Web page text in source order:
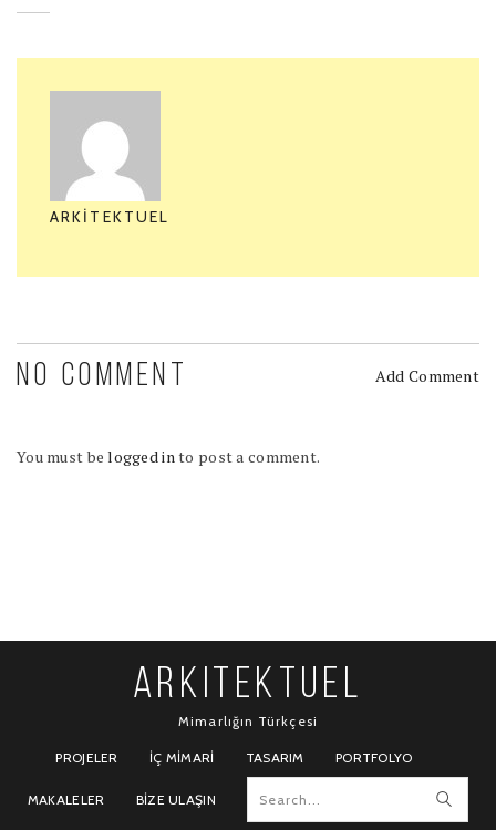
ARKITEKTUEL
NO COMMENT Add Comment
You must belogged into post a comment.
ARKITEKTUEL
Mimarlığın Türkçesi
PROJELER İÇ MIMARI TASARIM PORTFOLYO
MAKALELER BIZE ULAŞIN